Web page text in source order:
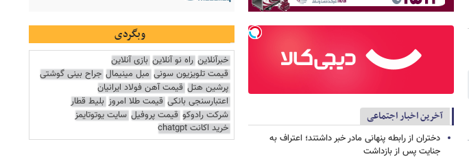
آخرین اخبار اجتماعی
دختران از رابطه پنهانی مادر خبر داشتند؛ اعتراف به
جنایت پس از بازداشت
وبگردی
خبرآنلاین راه نو آنلاین بازی آنلاین
قیمت تلویزیون سونی مبل مینیمال جراح بینی گوشتی
پرشین هتل قیمت آهن فولاد ایرانیان
اعتبارسنجی بانکی قیمت طلا امروز بلیط قطار
شرکت رادوکو قیمت پروفیل سایت یوتوتایمز
خرید اکانت chatgpt